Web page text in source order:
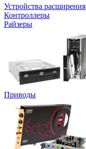
Устройства расширения
Контроллеры
Райзеры
Приводы